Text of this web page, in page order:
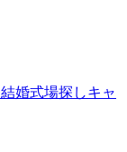
結婚式場探しキャ